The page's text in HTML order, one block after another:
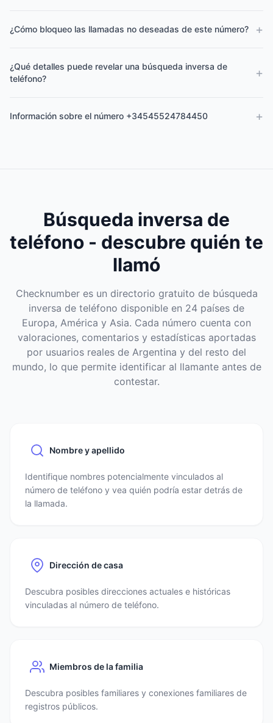
¿Cómo bloqueo las llamadas no deseadas de este número? +
¿Qué detalles puede revelar una búsqueda inversa de
teléfono?
+
Información sobre el número +34545524784450 +
Búsqueda inversa de
teléfono - descubre quién te
llamó
Checknumber es un directorio gratuito de búsqueda
inversa de teléfono disponible en 24 países de
Europa, América y Asia. Cada número cuenta con
valoraciones, comentarios y estadísticas aportadas
por usuarios reales de Argentina y del resto del
mundo, lo que permite identificar al llamante antes de
contestar.
Nombre y apellido
Identifique nombres potencialmente vinculados al
número de teléfono y vea quién podría estar detrás de
la llamada.
Dirección de casa
Descubra posibles direcciones actuales e históricas
vinculadas al número de teléfono.
Miembros de la familia
Descubra posibles familiares y conexiones familiares de
registros públicos.